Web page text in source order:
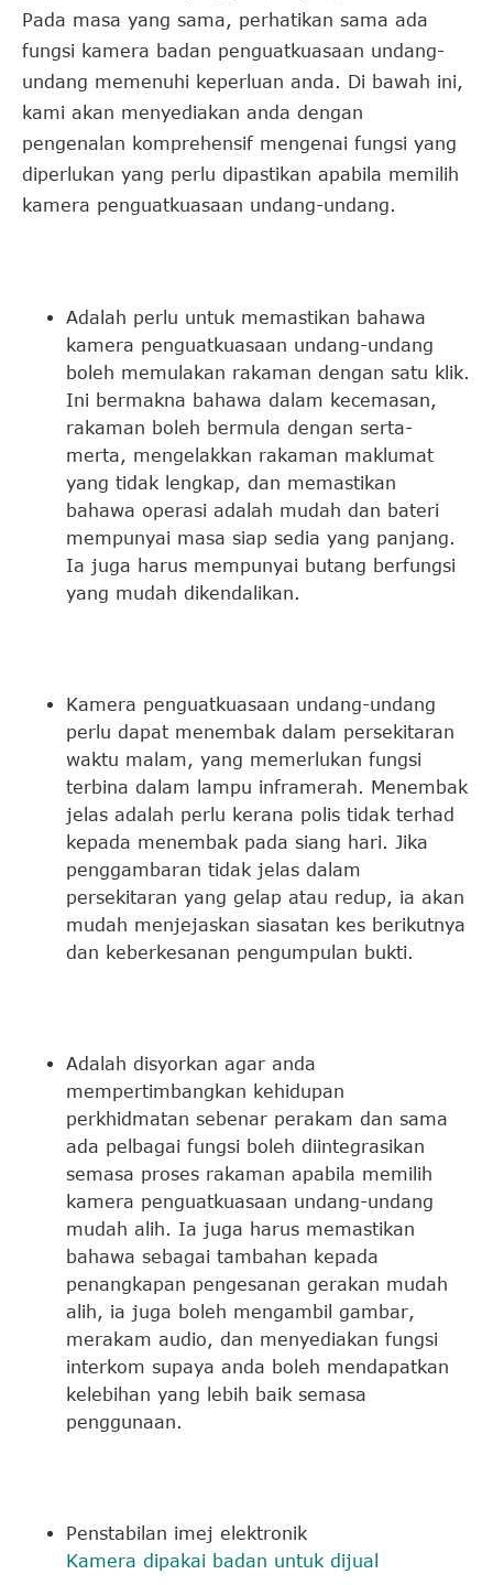
Pada masa yang sama, perhatikan sama ada
fungsi kamera badan penguatkuasaan undang-
undang memenuhi keperluan anda. Di bawah ini,
kami akan menyediakan anda dengan
pengenalan komprehensif mengenai fungsi yang
diperlukan yang perlu dipastikan apabila memilih
kamera penguatkuasaan undang-undang.
Adalah perlu untuk memastikan bahawa
kamera penguatkuasaan undang-undang
boleh memulakan rakaman dengan satu klik.
Ini bermakna bahawa dalam kecemasan,
rakaman boleh bermula dengan serta-
merta, mengelakkan rakaman maklumat
yang tidak lengkap, dan memastikan
bahawa operasi adalah mudah dan bateri
mempunyai masa siap sedia yang panjang.
Ia juga harus mempunyai butang berfungsi
yang mudah dikendalikan.
Kamera penguatkuasaan undang-undang
perlu dapat menembak dalam persekitaran
waktu malam, yang memerlukan fungsi
terbina dalam lampu inframerah. Menembak
jelas adalah perlu kerana polis tidak terhad
kepada menembak pada siang hari. Jika
penggambaran tidak jelas dalam
persekitaran yang gelap atau redup, ia akan
mudah menjejaskan siasatan kes berikutnya
dan keberkesanan pengumpulan bukti.
Adalah disyorkan agar anda
mempertimbangkan kehidupan
perkhidmatan sebenar perakam dan sama
ada pelbagai fungsi boleh diintegrasikan
semasa proses rakaman apabila memilih
kamera penguatkuasaan undang-undang
mudah alih. Ia juga harus memastikan
bahawa sebagai tambahan kepada
penangkapan pengesanan gerakan mudah
alih, ia juga boleh mengambil gambar,
merakam audio, dan menyediakan fungsi
interkom supaya anda boleh mendapatkan
kelebihan yang lebih baik semasa
penggunaan.
Penstabilan imej elektronik
Kamera dipakai badan untuk dijual